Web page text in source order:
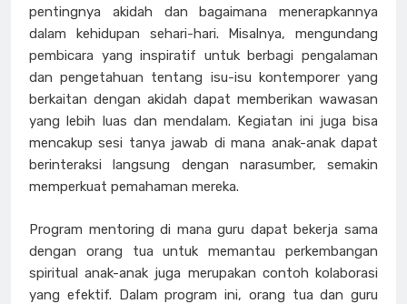
pentingnya akidah dan bagaimana menerapkannya
dalam kehidupan sehari-hari. Misalnya, mengundang
pembicara yang inspiratif untuk berbagi pengalaman
dan pengetahuan tentang isu-isu kontemporer yang
berkaitan dengan akidah dapat memberikan wawasan
yang lebih luas dan mendalam. Kegiatan ini juga bisa
mencakup sesi tanya jawab di mana anak-anak dapat
berinteraksi langsung dengan narasumber, semakin
memperkuat pemahaman mereka.
Program mentoring di mana guru dapat bekerja sama
dengan orang tua untuk memantau perkembangan
spiritual anak-anak juga merupakan contoh kolaborasi
yang efektif. Dalam program ini, orang tua dan guru